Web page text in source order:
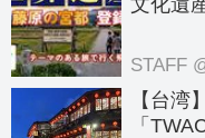
のテー
STAFF
【台湾
「